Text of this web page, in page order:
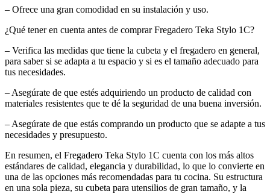
– Ofrece una gran comodidad en su instalación y uso.
¿Qué tener en cuenta antes de comprar Fregadero Teka Stylo 1C?
– Verifica las medidas que tiene la cubeta y el fregadero en general,
para saber si se adapta a tu espacio y si es el tamaño adecuado para
tus necesidades.
– Asegúrate de que estés adquiriendo un producto de calidad con
materiales resistentes que te dé la seguridad de una buena inversión.
– Asegúrate de que estás comprando un producto que se adapte a tus
necesidades y presupuesto.
En resumen, el Fregadero Teka Stylo 1C cuenta con los más altos
estándares de calidad, elegancia y durabilidad, lo que lo convierte en
una de las opciones más recomendadas para tu cocina. Su estructura
en una sola pieza, su cubeta para utensilios de gran tamaño, y la